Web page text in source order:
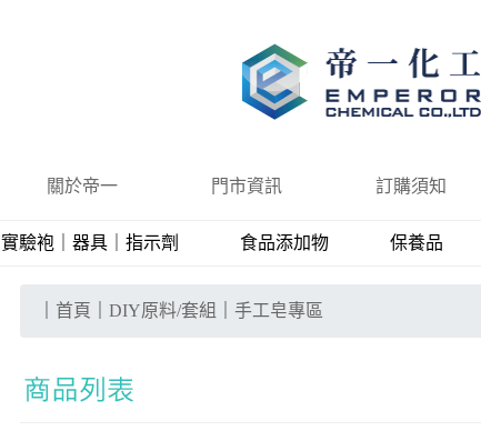
關於帝一 門市資訊 訂購須知
實驗袍｜器具｜指示劑 食品添加物 保養品
首頁 ｜DIY原料/套組 ｜手工皂專區